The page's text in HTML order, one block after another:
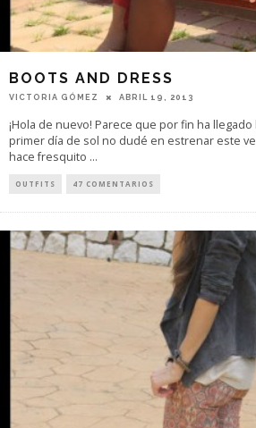
BOOTS AND DRESS
VICTORIA GÓMEZ ABRIL 19, 2013
¡Hola de nuevo! Parece que por fin ha
primer día de sol no dudé en estrenar este
hace fresquito ...
OUTFITS 47 COMENTARIOS